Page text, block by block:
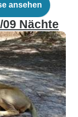
ansehen
Nächte